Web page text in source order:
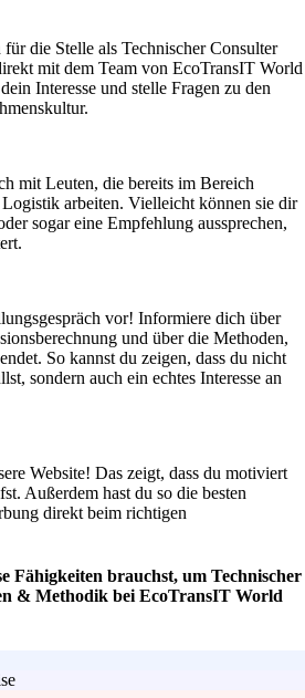
die Stelle als Technischer Consulter
mit dem Team von EcoTransIT World
Interesse und stelle Fragen zu den
mit Leuten, die bereits im Bereich
arbeiten. Vielleicht können sie dir
sogar eine Empfehlung aussprechen,
vor! Informiere dich über
und über die Methoden,
So kannst du zeigen, dass du nicht
sondern auch ein echtes Interesse an
Website! Das zeigt, dass du motiviert
Außerdem hast du so die besten
direkt beim richtigen
Fähigkeiten brauchst, um Technischer
& Methodik bei EcoTransIT World